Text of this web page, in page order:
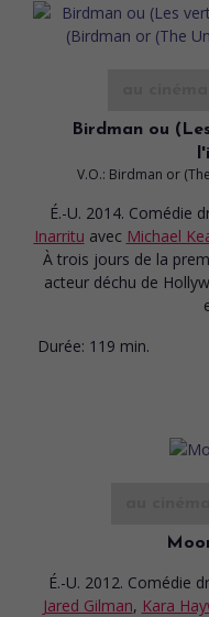
Birdman ou
V.O.: Birdman or
É.-U. 2014. Comédie
Inarritu avec Michael
À trois jours de la
acteur déchu de
Durée: 119 min.
É.-U. 2012. Comédie
Jared Gilman, Kara